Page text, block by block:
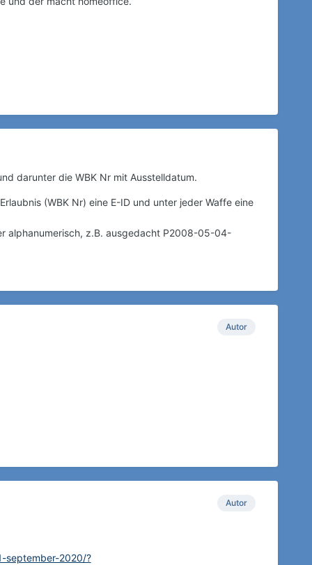
darunter die WBK Nr mit Ausstelldatum.
(WBK Nr) eine E-ID und unter jeder Waffe eine
alphanumerisch, z.B. ausgedacht P2008-05-04-
Autor
Autor
september-2020/?